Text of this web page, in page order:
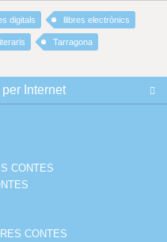
digitals llibres electrònics
Tarragona
Internet
CONTES
CONTES